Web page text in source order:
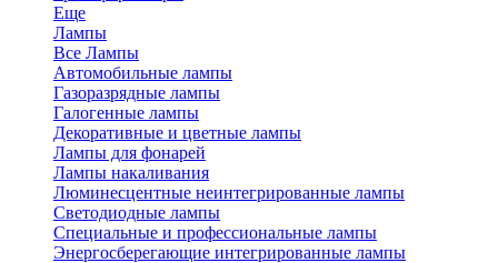
Еще
Лампы
Все Лампы
Автомобильные лампы
Газоразрядные лампы
Галогенные лампы
Декоративные и цветные лампы
Лампы для фонарей
Лампы накаливания
Люминесцентные неинтегрированные лампы
Светодиодные лампы
Специальные и профессиональные лампы
Энергосберегающие интегрированные лампы